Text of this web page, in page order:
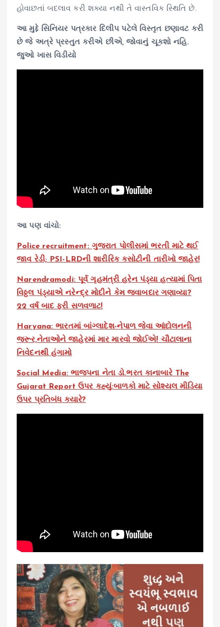
હોવાછતાં બદલાવ કરી શક્યા નથી તે વાસ્તવિક સ્થિતિ છે.
આ મુદ્દે સિનિયર પત્રકાર દિલીપ પટેલે વિસ્તૃત છણાવટ કરી
છે જે અત્રે પ્રસ્તુત કરીએ છીએ, જોવાનું ચૂકશો નહિ.
જુઓ ખાસ વિડીયો
આ પણ વાંચો:
Police recruitment: ગુજરાત પોલીસમાં ભરતી માટે થઈ
જાવ રેડી; PSI-LRDની શારીરિક કસોટીની તારીખો જાહેર!
Narendramodi: પૂર્વ ગૃહમંત્રી હરેન પંડ્યા હત્યામાં પિતા
વિઠ્ઠલ પંડ્યાએ નરેન્દ્ર મોદીને કેમ જવાબદાર ગણાવ્યા?
22 વર્ષ બાદ ફરી સળવળાટ!
Haryana: ભારતમાં બાંગ્લાદેશ-નેપાળ જેવા આંદોલનની
જરૂર,નેતાઓને જાહેરમાં માર મારવો જોઈએ! ચૌટાલાના
નિવેદનથી હંગામો
Social Media: ભાજપના નેતા ડો.ભરત કાનાબારે The
Gujarat Report ઉપર કહ્યું:બાળકો માટે સોશ્યલ મીડિયા
ઉપર પ્રતિબંધ ક્યારે?